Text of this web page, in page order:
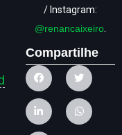
/ Instagram:
@renancaixeiro.
Compartilhe